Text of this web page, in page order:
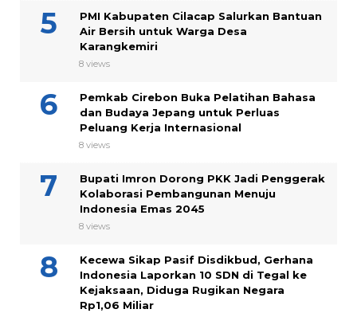
PMI Kabupaten Cilacap Salurkan Bantuan
Air Bersih untuk Warga Desa
Karangkemiri
8 views
Pemkab Cirebon Buka Pelatihan Bahasa
dan Budaya Jepang untuk Perluas
Peluang Kerja Internasional
8 views
Bupati Imron Dorong PKK Jadi Penggerak
Kolaborasi Pembangunan Menuju
Indonesia Emas 2045
8 views
Kecewa Sikap Pasif Disdikbud, Gerhana
Indonesia Laporkan 10 SDN di Tegal ke
Kejaksaan, Diduga Rugikan Negara
Rp1,06 Miliar